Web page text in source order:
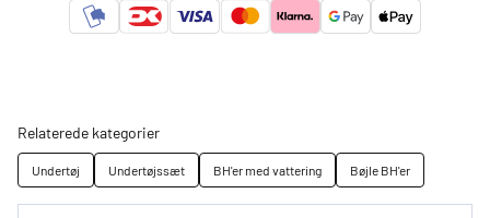
Relaterede kategorier
Undertøj Undertøjssæt BH'er med vattering Bøjle BH'er